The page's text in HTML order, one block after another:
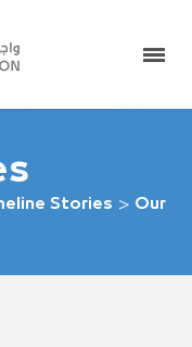
Stories > Our